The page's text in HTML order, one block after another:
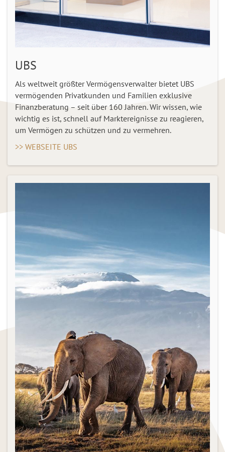
UBS
Als weltweit größter Vermögensverwalter bietet UBS
vermögenden Privatkunden und Familien exklusive
Finanzberatung – seit über 160 Jahren. Wir wissen, wie
wichtig es ist, schnell auf Marktereignisse zu reagieren,
um Vermögen zu schützen und zu vermehren.
>> WEBSEITE UBS